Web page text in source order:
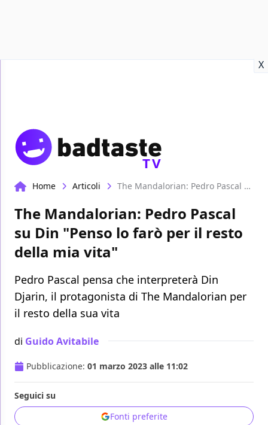
X
TV
Home Articoli The Mandalorian: Pedro Pascal su Din "Penso lo farò per il resto della mia vita"
The Mandalorian: Pedro Pascal
su Din "Penso lo farò per il resto
della mia vita"
Pedro Pascal pensa che interpreterà Din
Djarin, il protagonista di The Mandalorian per
il resto della sua vita
di Guido Avitabile
Pubblicazione: 01 marzo 2023 alle 11:02
Seguici su
Fonti preferite